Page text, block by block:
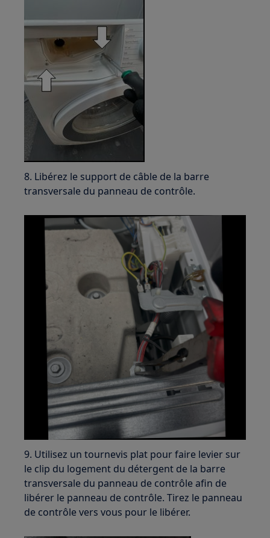
8. Libérez le support de câble de la barre
transversale du panneau de contrôle.
9. Utilisez un tournevis plat pour faire levier sur
le clip du logement du détergent de la barre
transversale du panneau de contrôle afin de
libérer le panneau de contrôle. Tirez le panneau
de contrôle vers vous pour le libérer.